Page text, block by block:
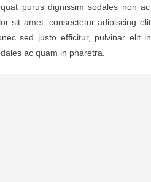
purus dignissim sodales non
sit amet, consectetur adipiscing
sed justo efficitur, pulvinar elit
ac quam in pharetra.